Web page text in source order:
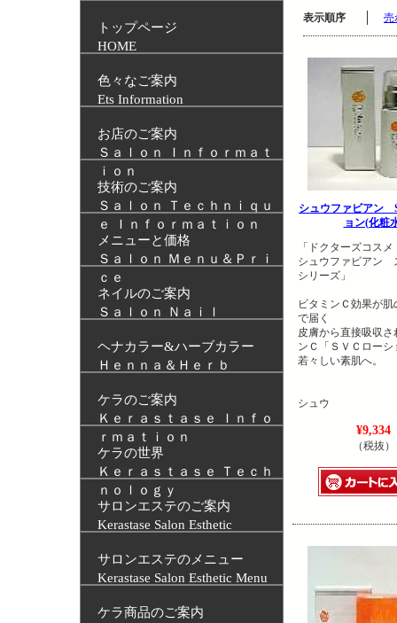
トップページ
HOME
色々なご案内
Ets Information
お店のご案内
Ｓａｌｏｎ Ｉｎｆｏｒｍａｔ
ｉｏｎ
技術のご案内
Ｓａｌｏｎ Ｔｅｃｈｎｉｑｕ
ｅ Ｉｎｆｏｒｍａｔｉｏｎ
メニューと価格
Ｓａｌｏｎ Ｍｅｎｕ＆Ｐｒｉ
ｃｅ
ネイルのご案内
Ｓａｌｏｎ Ｎａｉｌ
ヘナカラー&ハーブカラー
Ｈｅｎｎａ＆Ｈｅｒｂ
ケラのご案内
Ｋｅｒａｓｔａｓｅ Ｉｎｆｏ
ｒｍａｔｉｏｎ
ケラの世界
Ｋｅｒａｓｔａｓｅ Ｔｅｃｈ
ｎｏｌｏｇｙ
サロンエステのご案内
Kerastase Salon Esthetic
サロンエステのメニュー
Kerastase Salon Esthetic Menu
ケラ商品のご案内
表示順序 売
シュウファビアン
ョン(化粧
「ドクターズコス
シュウファビアン
シリーズ」
ビタミンＣ効果が肌
で届く
皮膚から直接吸収さ
ンＣ「ＳＶＣローシ
若々しい素肌へ。
シュウ
¥9,334
（税抜）